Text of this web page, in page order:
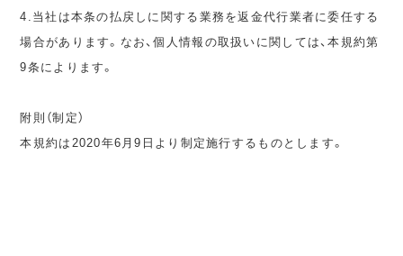
4.当社は本条の払戻しに関する業務を返金代行業者に委任する
場合があります。なお、個人情報の取扱いに関しては、本規約第
9条によります。
附則（制定）
本規約は2020年6月9日より制定施行するものとします。